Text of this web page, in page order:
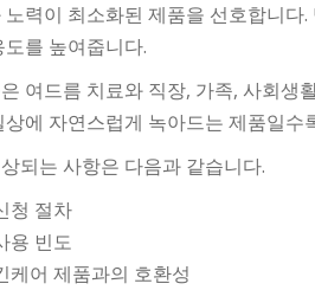
력이 최소화된 제품을 선호합니다
를 높여줍니다.
여드름 치료와 직장, 가족, 사회생
에 자연스럽게 녹아드는 제품일수
되는 사항은 다음과 같습니다.
청 절차
용 빈도
케어 제품과의 호환성